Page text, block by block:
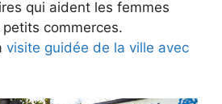
qui aident les femmes
commerces.
visite guidée de la ville avec